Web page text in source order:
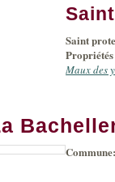
Saint
Propriétés
Maux des
Commune: